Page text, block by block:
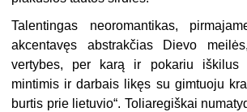
Talentingas neoromantikas,
akcentavęs abstrakčias Dievo
vertybes, per karą ir pokariu iškilus
mintimis ir darbais likęs su gimtuoju
burtis prie lietuvio“. Toliaregiškai